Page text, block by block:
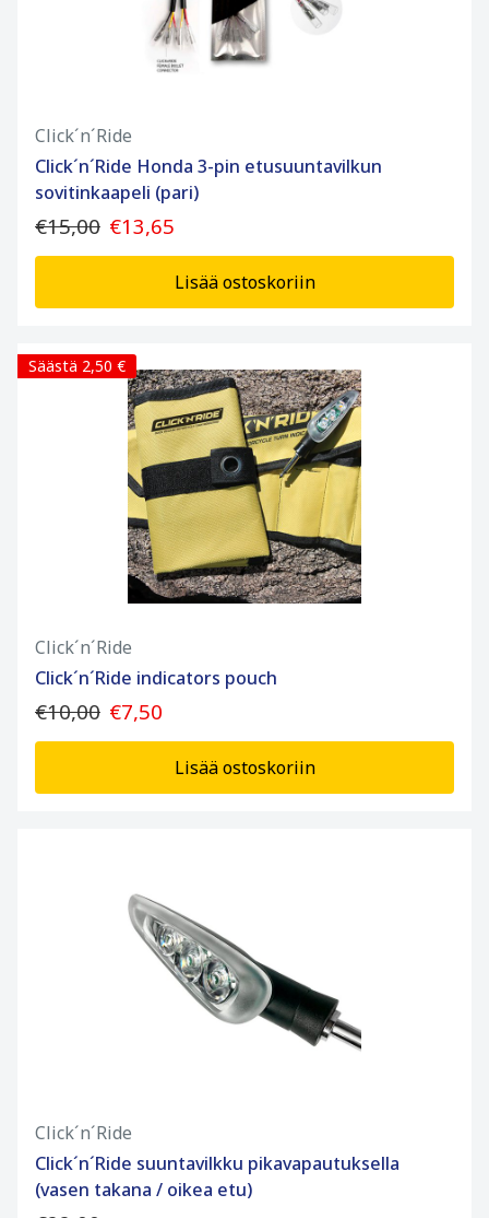
Click´n´Ride
Click´n´Ride Honda 3-pin etusuuntavilkun
sovitinkaapeli (pari)
€15,00 €13,65
Lisää ostoskoriin
Säästä 2,50 €
Click´n´Ride
Click´n´Ride indicators pouch
€10,00 €7,50
Lisää ostoskoriin
Click´n´Ride
Click´n´Ride suuntavilkku pikavapautuksella
(vasen takana / oikea etu)